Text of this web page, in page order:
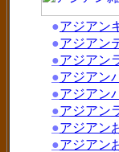
●アジアン
●アジアン
●アジアン
●アジアン
●アジアン
●アジアン
●アジアン
●アジアン